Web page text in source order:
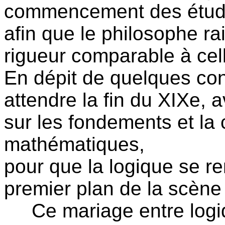
commencement des
afin que le philosophe
rigueur comparable à
En dépit de quelques
attendre la fin du XIXe,
sur les fondements et la
mathématiques,
pour que la logique se
premier plan de la
Ce mariage entre